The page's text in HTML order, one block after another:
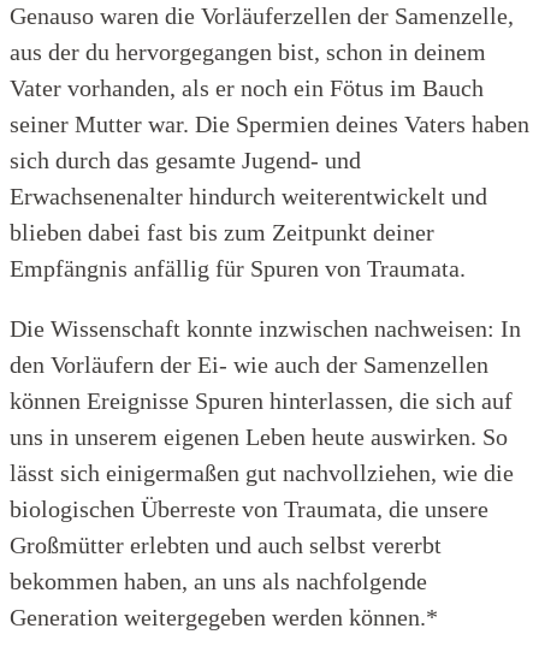
Genauso waren die Vorläuferzellen der Samenzelle,
aus der du hervorgegangen bist, schon in deinem
Vater vorhanden, als er noch ein Fötus im Bauch
seiner Mutter war. Die Spermien deines Vaters haben
sich durch das gesamte Jugend- und
Erwachsenenalter hindurch weiterentwickelt und
blieben dabei fast bis zum Zeitpunkt deiner
Empfängnis anfällig für Spuren von Traumata.
Die Wissenschaft konnte inzwischen nachweisen: In
den Vorläufern der Ei- wie auch der Samenzellen
können Ereignisse Spuren hinterlassen, die sich auf
uns in unserem eigenen Leben heute auswirken. So
lässt sich einigermaßen gut nachvollziehen, wie die
biologischen Überreste von Traumata, die unsere
Großmütter erlebten und auch selbst vererbt
bekommen haben, an uns als nachfolgende
Generation weitergegeben werden können.*